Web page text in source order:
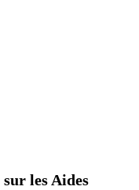
sur les Aides